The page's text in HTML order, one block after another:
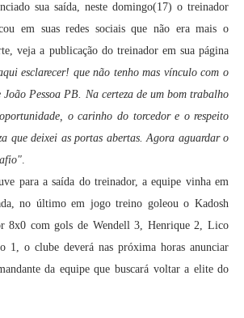
sua saída, neste domingo(17) o treinador
em suas redes sociais que não era mais o
veja a publicação do treinador em sua página
esclarecer! que não tenho mas vínculo com o
Pessoa PB. Na certeza de um bom trabalho
o carinho do torcedor e o respeito
que deixei as portas abertas. Agora aguardar o
.
para a saída do treinador, a equipe vinha em
no último em jogo treino goleou o Kadosh
8x0 com gols de Wendell 3, Henrique 2,Lico
1, o clube deverá nas próxima horas anunciar
da equipe que buscará voltar a elite do